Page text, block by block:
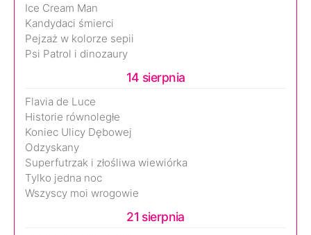
Ice Cream Man
Kandydaci śmierci
Pejzaż w kolorze sepii
Psi Patrol i dinozaury
14 sierpnia
Flavia de Luce
Historie równoległe
Koniec Ulicy Dębowej
Odzyskany
Superfutrzak i złośliwa wiewiórka
Tylko jedna noc
Wszyscy moi wrogowie
21 sierpnia